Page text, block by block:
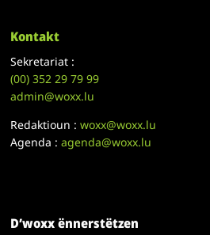
Kontakt
Sekretariat :
(00)352 29 79 99
admin@woxx.lu
Redaktioun :woxx@woxx.lu
Agenda :agenda@woxx.lu
D’woxx ënnerstëtzen